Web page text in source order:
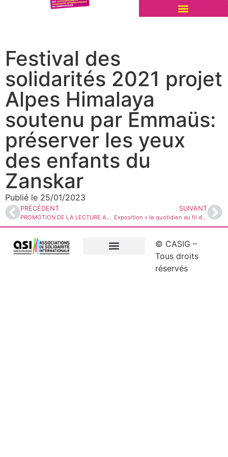
Festival des
solidarités 2021 projet
Alpes Himalaya
soutenu par Emmaüs:
préserver les yeux
des enfants du
Zanskar
Publié le 25/01/2023
PRÉCÉDENT
PROMOTION DE LA LECTURE AUPRÈS DES ENFANTS DÉFAVORISÉS DANS LES ÉCOLES PRIMAIRES DE BAN KHAN ET DE TATTHONG (LAOS)
SUIVANT
Exposition « le quotidien au fil de l’eau »
© CASIG –
Tous droits
réservés